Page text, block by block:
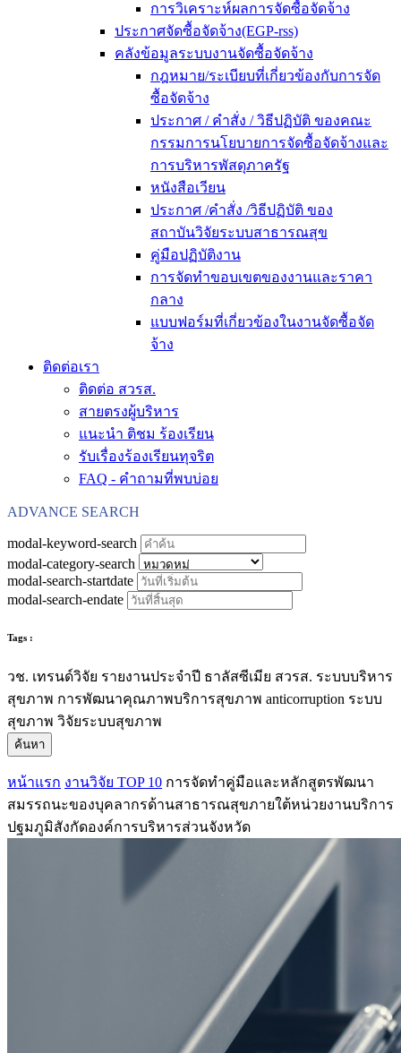
การวิเคราะห์ผลการจัดซื้อจัดจ้าง
ประกาศจัดซื้อจัดจ้าง(EGP-rss)
คลังข้อมูลระบบงานจัดซื้อจัดจ้าง
กฎหมาย/ระเบียบที่เกี่ยวข้องกับการจัด
ซื้อจัดจ้าง
ประกาศ / คำสั่ง / วิธีปฏิบัติ ของคณะ
กรรมการนโยบายการจัดซื้อจัดจ้างและ
การบริหารพัสดุภาครัฐ
หนังสือเวียน
ประกาศ /คำสั่ง /วิธีปฏิบัติ ของ
สถาบันวิจัยระบบสาธารณสุข
คู่มือปฏิบัติงาน
การจัดทำขอบเขตของงานและราคา
กลาง
แบบฟอร์มที่เกี่ยวข้องในงานจัดซื้อจัด
จ้าง
ติดต่อเรา
ติดต่อ สวรส.
สายตรงผู้บริหาร
แนะนำ ติชม ร้องเรียน
รับเรื่องร้องเรียนทุจริต
FAQ - คำถามที่พบบ่อย
ADVANCE SEARCH
modal-keyword-search
modal-category-search
modal-search-startdate
modal-search-endate
Tags :
วช. เทรนด์วิจัย รายงานประจำปี ธาลัสซีเมีย สวรส. ระบบบริหาร
สุขภาพ การพัฒนาคุณภาพบริการสุขภาพ anticorruption ระบบ
สุขภาพ วิจัยระบบสุขภาพ
ค้นหา
หน้าแรก งานวิจัย TOP 10 การจัดทำคู่มือและหลักสูตรพัฒนา
สมรรถนะของบุคลากรด้านสาธารณสุขภายใต้หน่วยงานบริการ
ปฐมภูมิสังกัดองค์การบริหารส่วนจังหวัด